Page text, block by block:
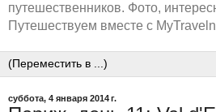
путешественников. Фото,
Путешествуем вместе с
суббота, 4 января 2014 г.